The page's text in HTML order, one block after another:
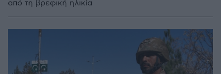
από τη βρεφική ηλικία